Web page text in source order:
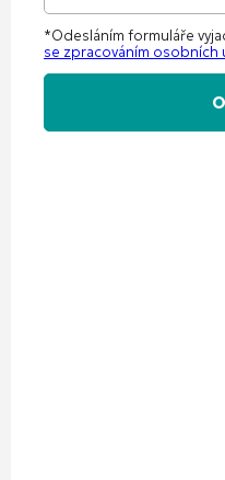
*Odesláním formuláře
se zpracováním osobních